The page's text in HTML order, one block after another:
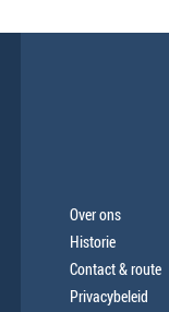
Over ons
Historie
Contact & route
Privacybeleid